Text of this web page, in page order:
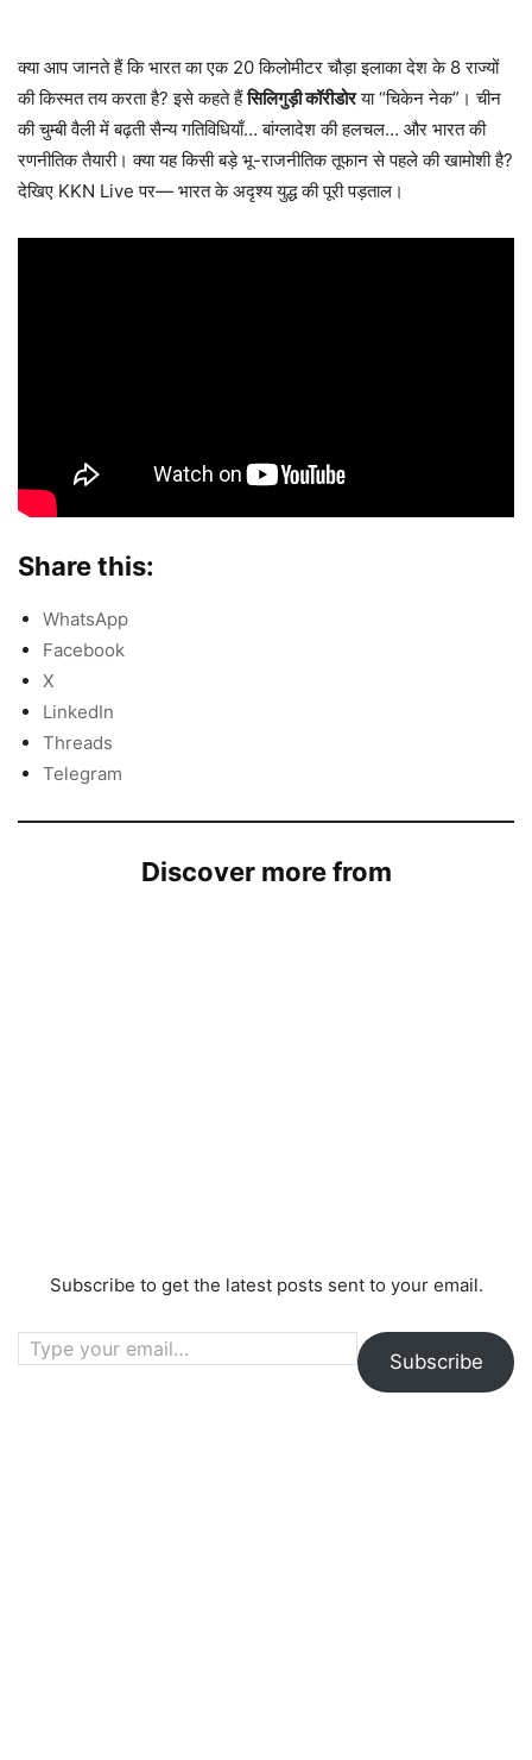
क्या आप जानते हैं कि भारत का एक 20 किलोमीटर चौड़ा इलाका देश के 8 राज्यों
की किस्मत तय करता है? इसे कहते हैंसिलिगुड़ी कॉरीडोरया “चिकेन नेक”। चीन
की चुम्बी वैली में बढ़ती सैन्य गतिविधियाँ… बांग्लादेश की हलचल… और भारत की
रणनीतिक तैयारी। क्या यह किसी बड़े भू-राजनीतिक तूफान से पहले की खामोशी है?
देखिए KKN Live पर— भारत के अदृश्य युद्ध की पूरी पड़ताल।
Share this:
WhatsApp
Facebook
X
LinkedIn
Threads
Telegram
Discover more from
Subscribe to get the latest posts sent to your email.
Type your email…
Subscribe